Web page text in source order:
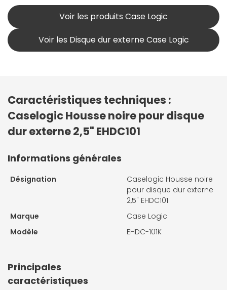
Voir les produits Case Logic
Voir les Disque dur externe Case Logic
Caractéristiques techniques :
Caselogic Housse noire pour disque
dur externe 2,5" EHDC101
Informations générales
Désignation
Caselogic Housse noire
pour disque dur externe
2,5" EHDC101
Marque
Case Logic
Modèle
EHDC-101K
Principales
caractéristiques